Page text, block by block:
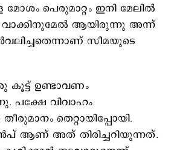
പെരുമാറ്റം ഇനി മേലിൽ
വാക്കിനുമേൽ ആയിരുന്നു അന്ന്
സീമയുടെ
കൂട്ട് ഉണ്ടാവണം
പക്ഷേ വിവാഹം
തെറ്റായിപ്പോയി.
ആണ് അത് തിരിച്ചറിയുന്നത്.